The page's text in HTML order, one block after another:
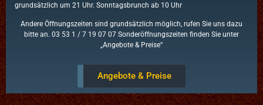
grundsätzlich um 21 Uhr. Sonntagsbrunch ab 10 Uhr
Andere Öffnungszeiten sind grundsätzlich möglich, rufen Sie uns dazu
bitte an. 03 53 1 / 7 19 07 07 Sonderöffnungszeiten finden Sie unter
„Angebote & Preise“
Angebote & Preise